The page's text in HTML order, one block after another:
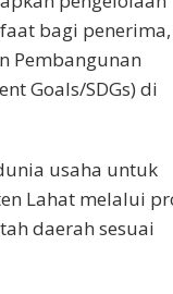
bagi
Pembangunan
Goals/SDGs) di
usaha untuk
Lahat melalui
daerah sesuai